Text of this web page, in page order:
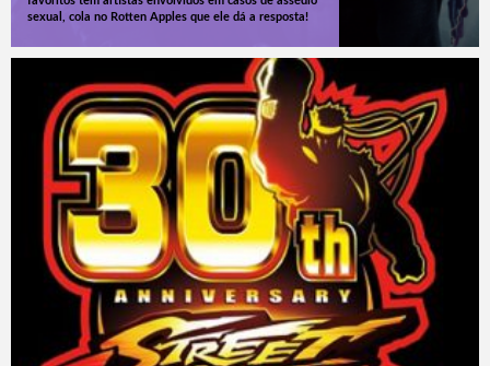
sexual, cola no Rotten Apples que ele dá a resposta!